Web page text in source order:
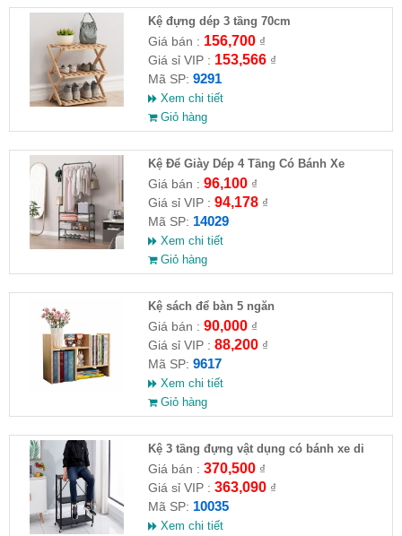
Kệ đựng dép 3 tầng 70cm
Giá bán : 156,700₫
Giá sỉ VIP : 153,566₫
Mã SP: 9291
Xem chi tiết
Giỏ hàng
Kệ Để Giày Dép 4 Tầng Có Bánh Xe
Giá bán : 96,100₫
Giá sỉ VIP : 94,178₫
Mã SP: 14029
Xem chi tiết
Giỏ hàng
Kệ sách để bàn 5 ngăn
Giá bán : 90,000₫
Giá sỉ VIP : 88,200₫
Mã SP: 9617
Xem chi tiết
Giỏ hàng
Kệ 3 tầng đựng vật dụng có bánh xe di
chuyển
Giá bán : 370,500₫
Giá sỉ VIP : 363,090₫
Mã SP: 10035
Xem chi tiết